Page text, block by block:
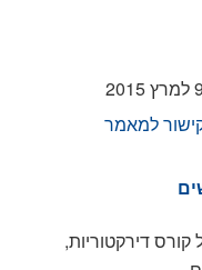
למאמר
קורס דירקטוריות,